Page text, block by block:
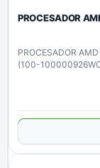
PROCESADOR
PROCESADOR
(100-